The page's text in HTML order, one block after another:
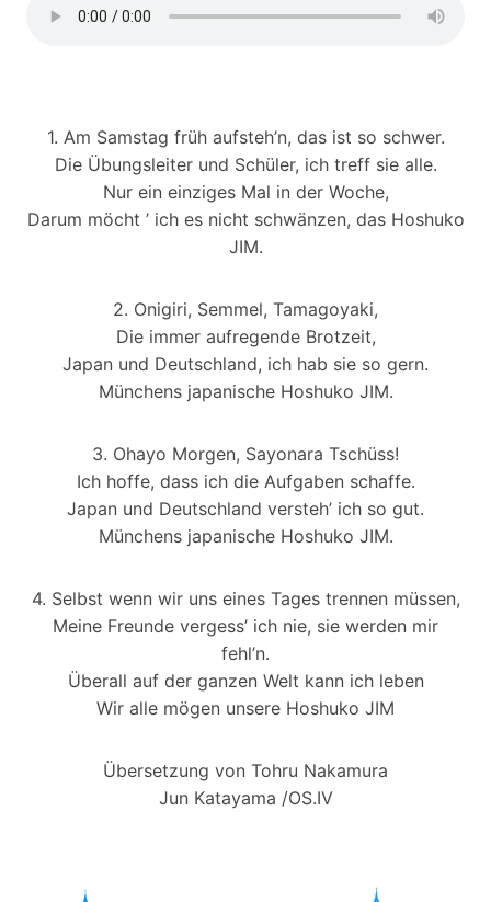
1. Am Samstag früh aufsteh’n, das ist so schwer.
Die Übungsleiter und Schüler, ich treff sie alle.
Nur ein einziges Mal in der Woche,
Darum möcht ’ ich es nicht schwänzen, das Hoshuko
JIM.
2. Onigiri, Semmel, Tamagoyaki,
Die immer aufregende Brotzeit,
Japan und Deutschland, ich hab sie so gern.
Münchens japanische Hoshuko JIM.
3. Ohayo Morgen, Sayonara Tschüss!
Ich hoffe, dass ich die Aufgaben schaffe.
Japan und Deutschland versteh’ ich so gut.
Münchens japanische Hoshuko JIM.
4. Selbst wenn wir uns eines Tages trennen müssen,
Meine Freunde vergess’ ich nie, sie werden mir
fehl’n.
Überall auf der ganzen Welt kann ich leben
Wir alle mögen unsere Hoshuko JIM
Übersetzung von Tohru Nakamura
Jun Katayama /OS.IV